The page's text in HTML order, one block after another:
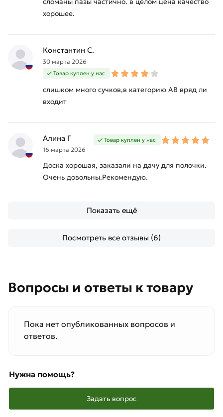
хорошее.
Константин С.
30 марта 2026
Товар куплен у нас
слишком много сучков,в категорию АВ вряд ли
входит
Алина Г
16 марта 2026
Товар куплен у нас
Доска хорошая, заказали на дачу для полочки.
Очень довольны.Рекомендую.
Показать ещё
Посмотреть все отзывы (6)
Вопросы и ответы к товару
Пока нет опубликованных вопросов и
ответов.
Нужна помощь?
Задать вопрос